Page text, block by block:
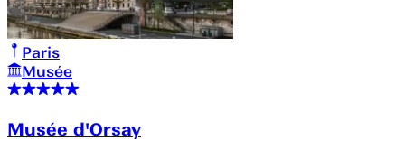
Paris
Musée
Musée d'Orsay